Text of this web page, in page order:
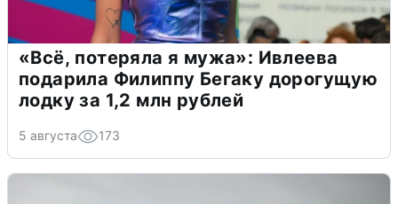
«Всё, потеряла я мужа»: Ивлеева
подарила Филиппу Бегаку дорогущую
лодку за 1,2 млн рублей
5 августа 173